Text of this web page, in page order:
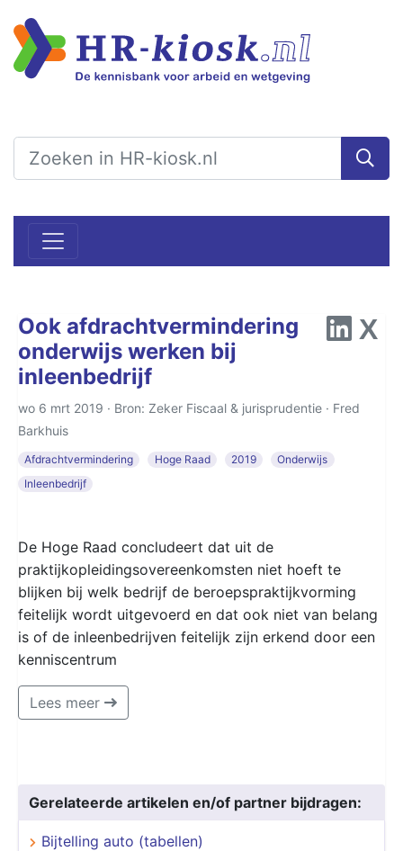
Ook afdrachtvermindering
onderwijs werken bij
inleenbedrijf
wo 6 mrt 2019 · Bron: Zeker Fiscaal & jurisprudentie · Fred
Barkhuis
Afdrachtvermindering Hoge Raad 2019
Onderwijs
Inleenbedrijf
De Hoge Raad concludeert dat uit de
praktijkopleidingsovereenkomsten niet hoeft te
blijken bij welk bedrijf de beroepspraktijkvorming
feitelijk wordt uitgevoerd en dat ook niet van belang
is of de inleenbedrijven feitelijk zijn erkend door een
kenniscentrum
Lees meer
Gerelateerde artikelen en/of partner bijdragen:
Bijtelling auto (tabellen)